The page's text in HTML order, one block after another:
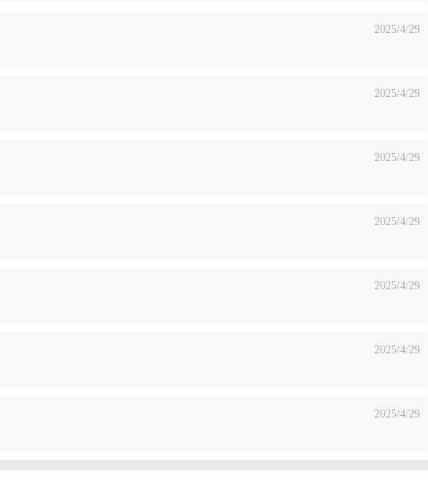
2025/4/29
2025/4/29
2025/4/29
2025/4/29
2025/4/29
2025/4/29
2025/4/29